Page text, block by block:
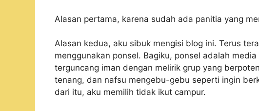
Alasan pertama, karena sudah ada panitia yang
Alasan kedua, aku sibuk mengisi blog ini. Terus
menggunakan ponsel. Bagiku, ponsel adalah
terguncang iman dengan melirik grup yang
tenang, dan nafsu mengebu-gebu seperti ingin
dari itu, aku memilih tidak ikut campur.